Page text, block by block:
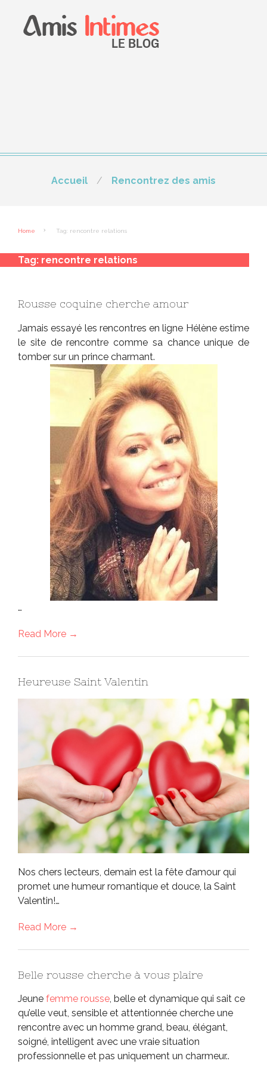
Accueil Rencontrez des amis
Home Tag: rencontre relations
Tag: rencontre relations
Rousse coquine cherche amour
Jamais essayé les rencontres en ligne Hélène estime
le site de rencontre comme sa chance unique de
tomber sur un prince charmant.
…
Read More →
Heureuse Saint Valentin
Nos chers lecteurs, demain est la fête d’amour qui
promet une humeur romantique et douce, la Saint
Valentin!…
Read More →
Belle rousse cherche à vous plaire
Jeune femme rousse, belle et dynamique qui sait ce
qu’elle veut, sensible et attentionnée cherche une
rencontre avec un homme grand, beau, élégant,
soigné, intelligent avec une vraie situation
professionnelle et pas uniquement un charmeur..